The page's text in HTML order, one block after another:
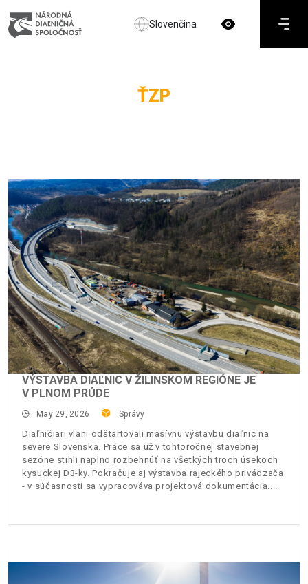
Slovenčina
ŤZP
VÝSTAVBA DIAĽNIC V ŽILINSKOM REGIÓNE JE
V PLNOM PRÚDE
May 29, 2026 Správy
Diaľničiari vlani odštartovali masívnu výstavbu diaľnic na
severe Slovenska. Práce sa už v tohtoročnej stavebnej
sezóne stihli naplno rozbehnúť na všetkých troch úsekoch
kysuckej D3-ky. Pokračuje aj výstavba rajeckého privádzača
- v súčasnosti sa vypracováva projektová dokumentácia.